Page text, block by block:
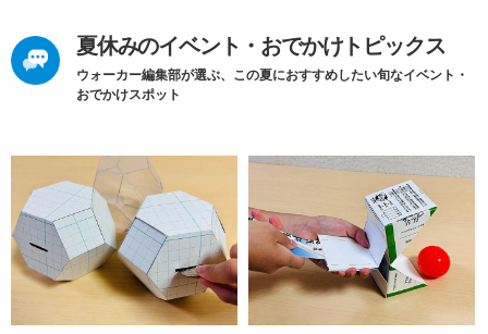
夏休みのイベント・おでかけトピックス
ウォーカー編集部が選ぶ、この夏におすすめしたい旬なイベント・
おでかけスポット